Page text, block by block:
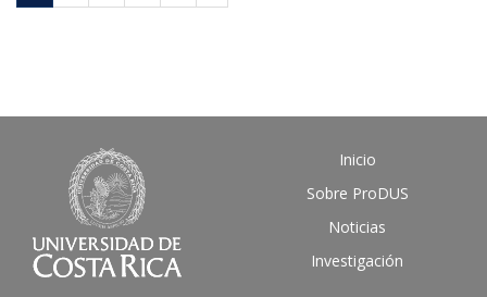
Inicio
Sobre ProDUS
Noticias
Investigación